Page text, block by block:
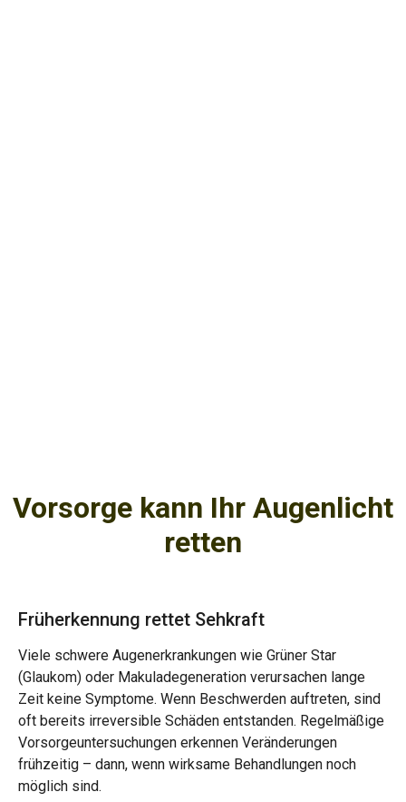
Vorsorge kann Ihr Augenlicht
retten
Früherkennung rettet Sehkraft
Viele schwere Augenerkrankungen wie Grüner Star
(Glaukom) oder Makuladegeneration verursachen lange
Zeit keine Symptome. Wenn Beschwerden auftreten, sind
oft bereits irreversible Schäden entstanden. Regelmäßige
Vorsorgeuntersuchungen erkennen Veränderungen
frühzeitig – dann, wenn wirksame Behandlungen noch
möglich sind.